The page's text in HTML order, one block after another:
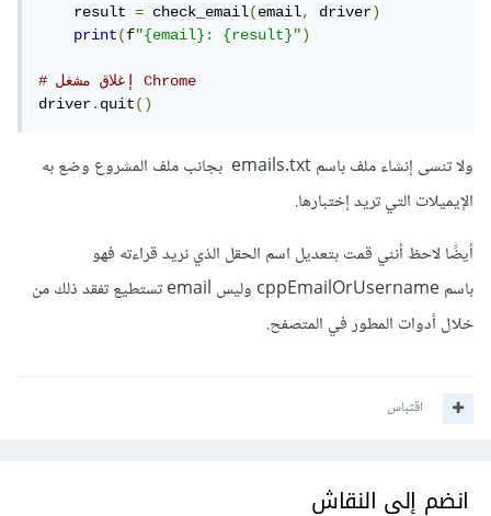
    result
= check_email(email, driver)
print(f"{email}: {result}")
# إغلاق مشغل Chrome
driver.quit()
ولا تنسى إنشاء ملف باسم emails.txt بجانب ملف المشروع وضع به
الإيميلات التي تريد إختبارها.
أيضًا لاحظ أنني قمت بتعديل اسم الحقل الذي نريد قراءته فهو
باسم cppEmailOrUsername وليس email تستطيع تفقد ذلك من
خلال أدوات المطور في المتصفح.
اقتباس
انضم إلى النقاش